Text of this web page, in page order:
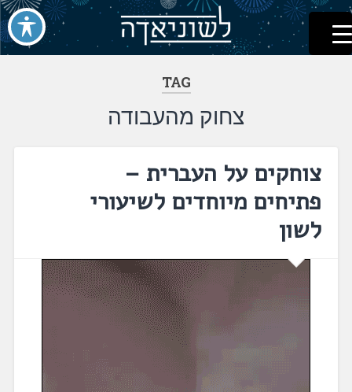
דלג
לתוכן
לשוניאדה
עברית. לשון. שפה
TAG
צחוק מהעבודה
צוחקים על העברית –
פתיחים מיוחדים לשיעורי
לשון